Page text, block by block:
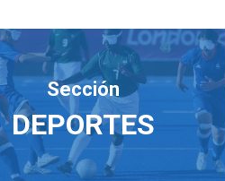
Sección
DEPORTES